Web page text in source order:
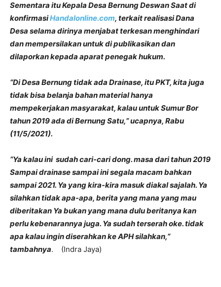
Sementara itu Kepala Desa Bernung Deswan Saat di
konfirmasiHandalonline.com, terkait realisasi Dana
Desa selama dirinya menjabat terkesan menghindari
dan mempersilakan untuk di publikasikan dan
dilaporkan kepada aparat penegak hukum.
“Di Desa Bernung tidak ada Drainase, itu PKT, kita juga
tidak bisa belanja bahan material hanya
mempekerjakan masyarakat, kalau untuk Sumur Bor
tahun 2019 ada di Bernung Satu,” ucapnya, Rabu
(11/5/2021).
“Ya kalau ini sudah cari-cari dong. masa dari tahun 2019
Sampai drainase sampai ini segala macam bahkan
sampai 2021. Ya yang kira-kira masuk diakal sajalah. Ya
silahkan tidak apa-apa, berita yang mana yang mau
diberitakan Ya bukan yang mana dulu beritanya kan
perlu kebenarannya juga. Ya sudah terserah oke. tidak
apa kalau ingin diserahkan ke APH silahkan,”
tambahnya. (Indra Jaya)